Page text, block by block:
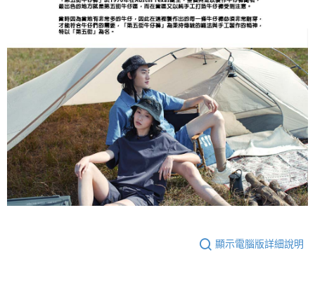
顯示電腦版詳細說明